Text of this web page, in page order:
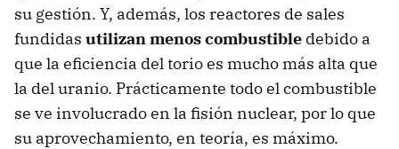
su gestión. Y, además, los reactores de sales
fundidas utilizan menos combustible debido a
que la eficiencia del torio es mucho más alta que
la del uranio. Prácticamente todo el combustible
se ve involucrado en la fisión nuclear, por lo que
su aprovechamiento, en teoría, es máximo.